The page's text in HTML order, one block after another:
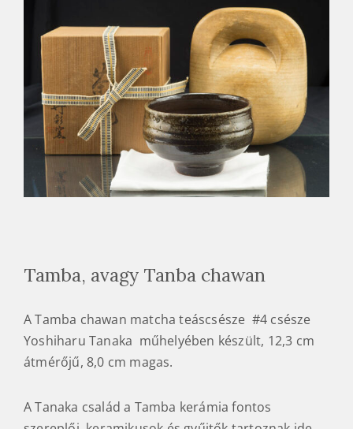
Tamba, avagy Tanba chawan
A Tamba chawan matcha teáscsésze #4 csésze
Yoshiharu Tanaka műhelyében készült, 12,3 cm
átmérőjű, 8,0 cm magas.
A Tanaka család a Tamba kerámia fontos